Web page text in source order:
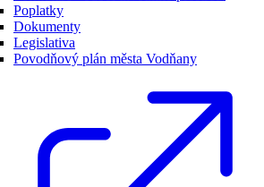
Poplatky
Dokumenty
Legislativa
Povodňový plán města Vodňany